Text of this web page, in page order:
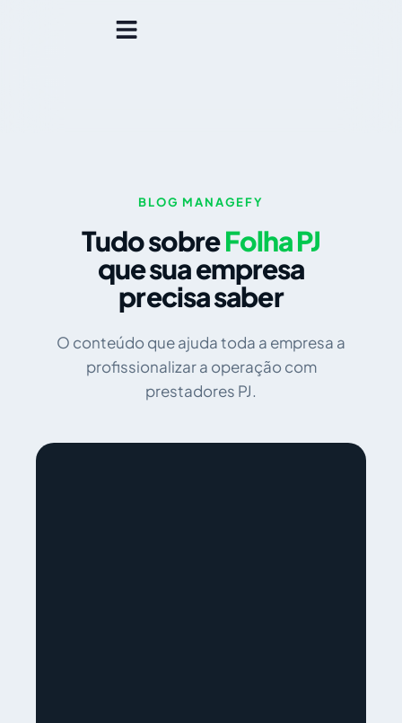
BLOG MANAGEFY
Tudo sobreFolha PJ
que sua empresa
precisa saber
O conteúdo que ajuda toda a empresa a
profissionalizar a operação com
prestadores PJ.